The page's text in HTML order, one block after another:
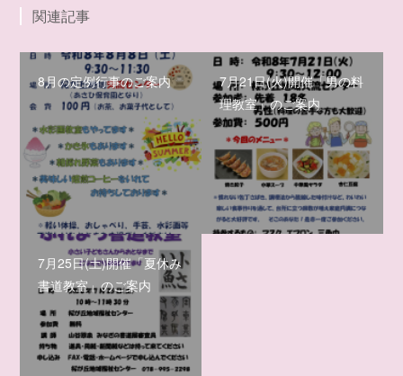
関連記事
8月の定例行事のご案内
7月21日(火)開催「男の料
理教室」のご案内
7月25日(土)開催「夏休み
書道教室」のご案内